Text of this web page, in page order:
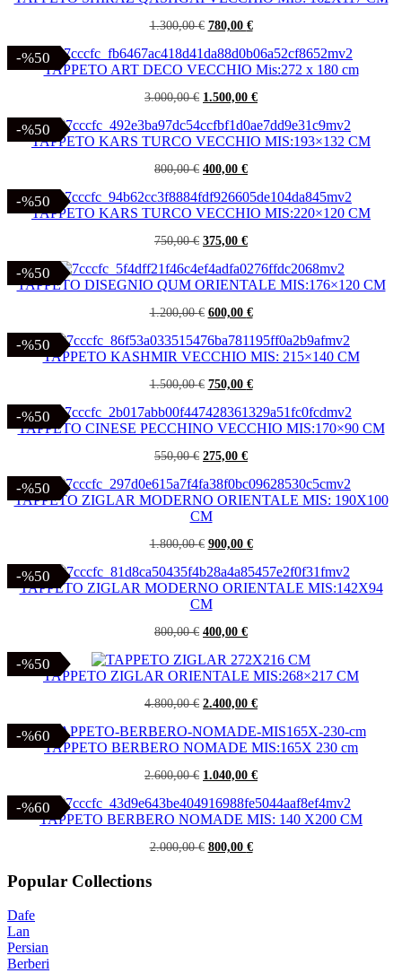
1.300,00€ Il
originale
era:
780,00 €Il
attuale
è:
-%50
-%50
TAPPETO ART DECO VECCHIO Mis:272 x 180 cm
3.000,00€ Il
originale
era:
1.500,00 €Il
attuale
è:
-%50
-%50
TAPPETO KARS TURCO VECCHIO MIS:193×132 CM
800,00€ Il
originale
era:
400,00 €Il
attuale
è:
-%50
-%50
TAPPETO KARS TURCO VECCHIO MIS:220×120 CM
750,00€ Il
originale
era:
375,00 €Il
attuale
è:
-%50
-%50
TAPPETO DISEGNIO QUM ORIENTALE MIS:176×120 CM
1.200,00€ Il
originale
era:
600,00 €Il
attuale
è:
-%50
-%50
TAPPETO KASHMIR VECCHIO MIS: 215×140 CM
1.500,00€ Il
originale
era:
750,00 €Il
attuale
è:
-%50
-%50
TAPPETO CINESE PECCHINO VECCHIO MIS:170×90 CM
550,00€ Il
originale
era:
550,00 €.
275,00 €Il
attuale
è:
-%50
-%50
TAPPETO ZIGLAR MODERNO ORIENTALE MIS: 190X100
CM
1.800,00€ Il
originale
era:
1.800,00 €.
900,00 €Il
attuale
è:
-%50
-%50
TAPPETO ZIGLAR MODERNO ORIENTALE MIS:142X94
CM
800,00€ Il
originale
era:
400,00 €Il
attuale
è:
-%50
-%50
TAPPETO ZIGLAR ORIENTALE MIS:268×217 CM
4.800,00€ Il
originale
era:
2.400,00 €Il
attuale
è:
-%60
-%60
TAPPETO BERBERO NOMADE MIS:165X 230 cm
2.600,00€ Il
originale
era:
1.040,00 €Il
attuale
è:
-%60
-%60
TAPPETO BERBERO NOMADE MIS: 140 X200 CM
2.000,00€ Il
800,00 €Il
Popular Collections
Dafe
Lan
Persian
Berberi